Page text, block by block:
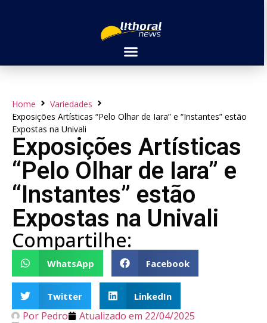
Home
Variedades
Exposições Artísticas “Pelo Olhar de Iara” e “Instantes” estão
Expostas na Univali
Exposições Artísticas
“Pelo Olhar de Iara” e
“Instantes” estão
Expostas na Univali
Compartilhe:
WhatsApp Facebook
Twitter LinkedIn
Por Pedro Atualizado em 22/04/2025